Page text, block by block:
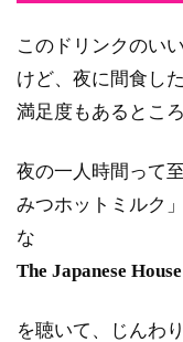
このドリンクのい
けど、夜に間食し
満足度もあるところ
夜の一人時間って
みつホットミルク
な
The Japanese
を聴いて、じんわ